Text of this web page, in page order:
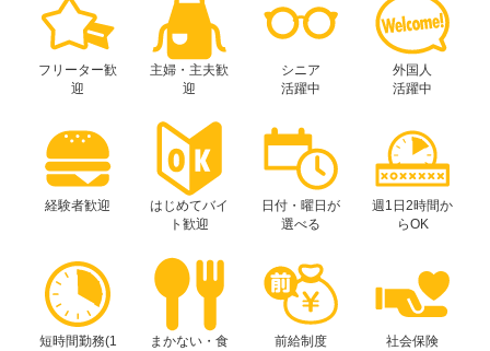
フリーター歓
迎
主婦・主夫歓
迎
シニア
活躍中
外国人
活躍中
経験者歓迎
はじめてバイ
ト歓迎
日付・曜日が
選べる
週1日2時間か
らOK
短時間勤務(1
まかない・食
前給制度
社会保険